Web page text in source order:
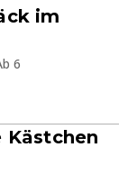
im
6
Kästchen